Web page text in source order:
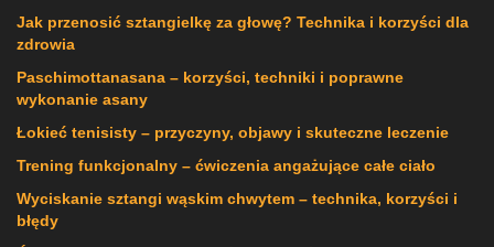
Jak przenosić sztangielkę za głowę? Technika i korzyści dla
zdrowia
Paschimottanasana – korzyści, techniki i poprawne
wykonanie asany
Łokieć tenisisty – przyczyny, objawy i skuteczne leczenie
Trening funkcjonalny – ćwiczenia angażujące całe ciało
Wyciskanie sztangi wąskim chwytem – technika, korzyści i
błędy